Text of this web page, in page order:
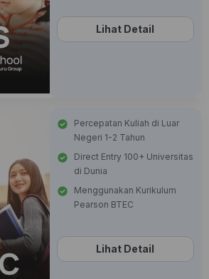
Lihat Detail
Percepatan Kuliah di Luar
Negeri 1-2 Tahun
Direct Entry 100+ Universitas
di Dunia
Menggunakan Kurikulum
Pearson BTEC
Lihat Detail